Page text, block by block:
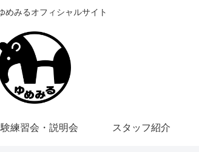
めみるオフィシャルサイト
練習会・説明会 スタッフ紹介